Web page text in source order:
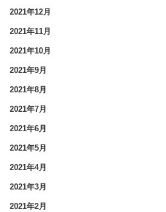
2021年12月
2021年11月
2021年10月
2021年9月
2021年8月
2021年7月
2021年6月
2021年5月
2021年4月
2021年3月
2021年2月